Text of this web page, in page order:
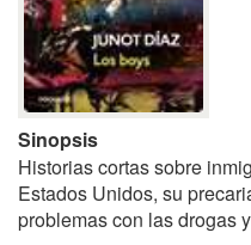
Sinopsis
Historias cortas sobre
Estados Unidos, su
problemas con las drogas